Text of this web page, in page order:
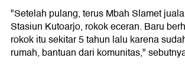
"Setelah pulang, terus Mbah Slamet
Stasiun Kutoarjo, rokok eceran. Baru
rokok itu sekitar 5 tahun lalu karena
rumah, bantuan dari komunitas,"